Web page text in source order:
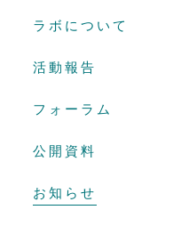
ラボについて
活動報告
フォーラム
公開資料
お知らせ